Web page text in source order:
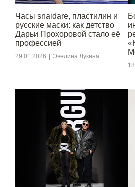
Часы snaidare, пластилин и
русские маски: как детство
Дарьи Прохоровой стало её
профессией
29.01.2026 Эвелина Лукина